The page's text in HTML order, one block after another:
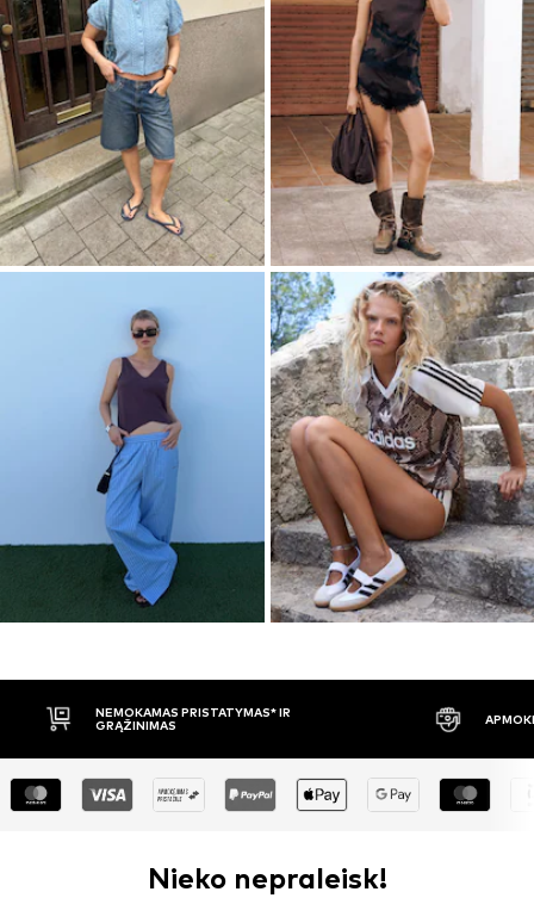
APMOKĖJIMAS PRISTAČIUS 30 DIENŲ
Nieko nepraleisk!